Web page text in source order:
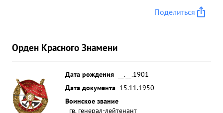
Поделиться
Орден Красного Знамени
Дата рождения
__.__.1901
Дата документа 15.11.1950
Воинское звание
гв. генерал-лейтенант